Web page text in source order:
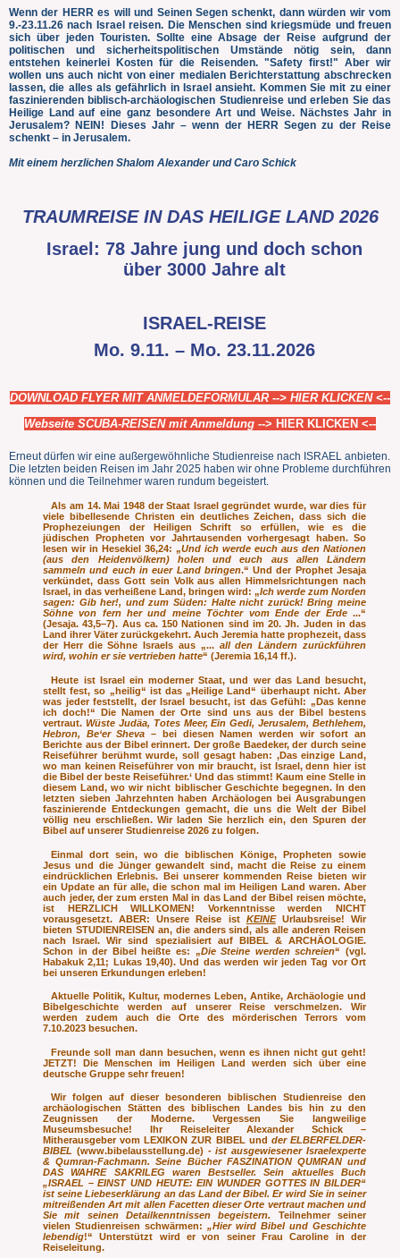
Wenn der HERR es will und Seinen Segen schenkt, dann würden wir vom
9.-23.11.26 nach Israel reisen. Die Menschen sind kriegsmüde und freuen
sich über jeden Touristen. Sollte eine Absage der Reise aufgrund der
politischen und sicherheitspolitischen Umstände nötig sein, dann
entstehen keinerlei Kosten für die Reisenden. "Safety first!" Aber wir
wollen uns auch nicht von einer medialen Berichterstattung abschrecken
lassen, die alles als gefährlich in Israel ansieht. Kommen Sie mit zu einer
faszinierenden biblisch-archäologischen Studienreise und erleben Sie das
Heilige Land auf eine ganz besondere Art und Weise. Nächstes Jahr in
Jerusalem? NEIN! Dieses Jahr – wenn der HERR Segen zu der Reise
schenkt – in Jerusalem.
Mit einem herzlichen Shalom Alexander und Caro Schick
TRAUMREISE IN DAS HEILIGE LAND 2026
Israel: 78 Jahre jung und doch schon
über 3000 Jahre alt
ISRAEL-REISE
Mo. 9.11. – Mo. 23.11.2026
DOWNLOAD FLYER MIT ANMELDEFORMULAR --> HIER KLICKEN <--
Webseite SCUBA-REISEN mitAnmeldung --> HIER KLICKEN <--
Erneut dürfen wir eine außergewöhnliche Studienreise nach ISRAEL anbieten.
Die letzten beiden Reisen im Jahr 2025 haben wir ohne Probleme durchführen
können und die Teilnehmer waren rundum begeistert.
Als am 14. Mai 1948 der Staat Israel gegründet wurde, war dies für
viele bibellesende Christen ein deutliches Zeichen, dass sich die
Prophezeiungen der Heiligen Schrift so erfüllen, wie es die
jüdischen Propheten vor Jahrtausenden vorhergesagt haben. So
lesen wir in Hesekiel 36,24: „Und ich werde euch aus den Nationen
(aus den Heidenvölkern) holen und euch aus allen Ländern
sammeln und euch in euer Land bringen.“ Und der Prophet Jesaja
verkündet, dass Gott sein Volk aus allen Himmelsrichtungen nach
Israel, in das verheißene Land, bringen wird: „Ich werde zum Norden
sagen: Gib her!, und zum Süden: Halte nicht zurück! Bring meine
Söhne von fern her und meine Töchter vom Ende der Erde...“
(Jesaja. 43,5–7). Aus ca. 150 Nationen sind im 20. Jh. Juden in das
Land ihrer Väter zurückgekehrt. Auch Jeremia hatte prophezeit, dass
der Herr die Söhne Israels aus „... all den Ländern zurückführen
wird, wohin er sie vertrieben hatte“ (Jeremia 16,14 ff.).
Heute ist Israel ein moderner Staat, und wer das Land besucht,
stellt fest, so „heilig“ ist das „Heilige Land“ überhaupt nicht. Aber
was jeder feststellt, der Israel besucht, ist das Gefühl: „Das kenne
ich doch!“ Die Namen der Orte sind uns aus der Bibel bestens
vertraut. Wüste Judäa, Totes Meer, Ein Gedi, Jerusalem, Bethlehem,
Hebron, Be‘er Sheva – bei diesen Namen werden wir sofort an
Berichte aus der Bibel erinnert. Der große Baedeker, der durch seine
Reiseführer berühmt wurde, soll gesagt haben: ‚Das einzige Land,
wo man keinen Reiseführer von mir braucht, ist Israel, denn hier ist
die Bibel der beste Reiseführer.‘ Und das stimmt! Kaum eine Stelle in
diesem Land, wo wir nicht biblischer Geschichte begegnen. In den
letzten sieben Jahrzehnten haben Archäologen bei Ausgrabungen
faszinierende Entdeckungen gemacht, die uns die Welt der Bibel
völlig neu erschließen. Wir laden Sie herzlich ein, den Spuren der
Bibel auf unserer Studienreise 2026 zu folgen.
Einmal dort sein, wo die biblischen Könige, Propheten sowie
Jesus und die Jünger gewandelt sind, macht die Reise zu einem
eindrücklichen Erlebnis. Bei unserer kommenden Reise bieten wir
ein Update an für alle, die schon mal im Heiligen Land waren. Aber
auch jeder, der zum ersten Mal in das Land der Bibel reisen möchte,
ist HERZLICH WILLKOMEN! Vorkenntnisse werden NICHT
vorausgesetzt. ABER: Unsere Reise ist KEINEUrlaubsreise! Wir
bieten STUDIENREISEN an, die anders sind, als alle anderen Reisen
nach Israel. Wir sind spezialisiert auf BIBEL & ARCHÄOLOGIE.
Schon in der Bibel heißte es: „Die Steine werden schreien“ (vgl.
Habakuk 2,11; Lukas 19,40). Und das werden wir jeden Tag vor Ort
bei unseren Erkundungen erleben!
Aktuelle Politik, Kultur, modernes Leben, Antike, Archäologie und
Bibelgeschichte werden auf unserer Reise verschmelzen. Wir
werden zudem auch die Orte des mörderischen Terrors vom
7.10.2023 besuchen.
Freunde soll man dann besuchen, wenn es ihnen nicht gut geht!
JETZT! Die Menschen im Heiligen Land werden sich über eine
deutsche Gruppe sehr freuen!
Wir folgen auf dieser besonderen biblischen Studienreise den
archäologischen Stätten des biblischen Landes bis hin zu den
Zeugnissen der Moderne. Vergessen Sie langweilige
Museumsbesuche! Ihr Reiseleiter Alexander Schick –
Mitherausgeber vom LEXIKON ZUR BIBEL und der ELBERFELDER-
BIBEL (www.bibelausstellung.de) - ist ausgewiesener Israelexperte
& Qumran-Fachmann. Seine Bücher FASZINATION QUMRAN und
DAS WAHRE SAKRILEG waren Bestseller. Sein aktuelles Buch
„ISRAEL – EINST UND HEUTE: EIN WUNDER GOTTES IN BILDER“
ist seine Liebeserklärung an das Land der Bibel. Er wird Sie in seiner
mitreißenden Art mit allen Facetten dieser Orte vertraut machen und
Sie mit seinen Detailkenntnissen begeistern.
Teilnehmer seiner
vielen Studienreisen schwärmen: „Hier wird Bibel und Geschichte
lebendig!“ Unterstützt wird er von seiner Frau Caroline in der
Reiseleitung.